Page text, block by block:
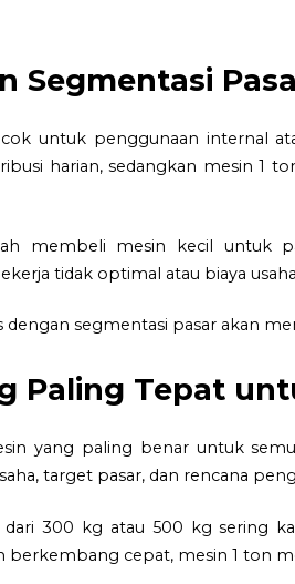
Segmentasi
untuk penggunaan internal
harian, sedangkan mesin 1
membeli mesin kecil untuk
tidak optimal atau biaya
dengan segmentasi pasar akan
Paling Tepat
yang paling benar untuk
target pasar, dan rencana
300 kg atau 500 kg sering
berkembang cepat, mesin 1 ton